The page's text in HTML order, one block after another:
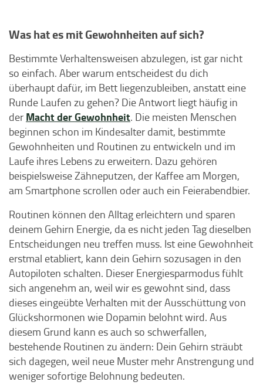
Was hat es mit Gewohnheiten auf sich?
Bestimmte Verhaltensweisen abzulegen, ist gar nicht
so einfach. Aber warum entscheidest du dich
überhaupt dafür, im Bett liegenzubleiben, anstatt eine
Runde Laufen zu gehen? Die Antwort liegt häufig in
der Macht der Gewohnheit. Die meisten Menschen
beginnen schon im Kindesalter damit, bestimmte
Gewohnheiten und Routinen zu entwickeln und im
Laufe ihres Lebens zu erweitern. Dazu gehören
beispielsweise Zähneputzen, der Kaffee am Morgen,
am Smartphone scrollen oder auch ein Feierabendbier.
Routinen können den Alltag erleichtern und sparen
deinem Gehirn Energie, da es nicht jeden Tag dieselben
Entscheidungen neu treffen muss. Ist eine Gewohnheit
erstmal etabliert, kann dein Gehirn sozusagen in den
Autopiloten schalten. Dieser Energiesparmodus fühlt
sich angenehm an, weil wir es gewohnt sind, dass
dieses eingeübte Verhalten mit der Ausschüttung von
Glückshormonen wie Dopamin belohnt wird. Aus
diesem Grund kann es auch so schwerfallen,
bestehende Routinen zu ändern: Dein Gehirn sträubt
sich dagegen, weil neue Muster mehr Anstrengung und
weniger sofortige Belohnung bedeuten.